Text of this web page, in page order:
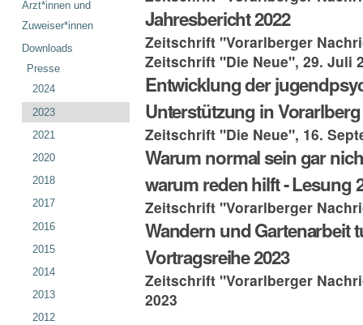
Jahresbericht 2022
Zeitschrift "Vorarlberger
Zeitschrift "Die Neue", 29. Juli
Entwicklung der
Unterstützung in Vorarlberg
Zeitschrift "Die Neue", 16.
Warum normal sein gar
warum reden hilft - Lesung
Zeitschrift "Vorarlberger
Wandern und Gartenarbeit
Vortragsreihe 2023
Zeitschrift "Vorarlberger
2023
Ärzt*innen und
Zuweiser*innen
Downloads
Presse
2024
2023
2021
2020
2018
2017
2016
2015
2014
2013
2012